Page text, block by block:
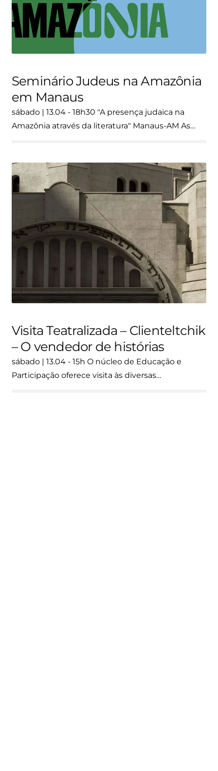
Seminário Judeus na Amazônia
em Manaus
sábado | 13.04 - 18h30 "A presença judaica na
Amazônia através da literatura" Manaus-AM As…
Visita Teatralizada – Clienteltchik
– O vendedor de histórias
sábado | 13.04 - 15h O núcleo de Educação e
Participação oferece visita às diversas…